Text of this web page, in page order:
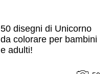
50 disegni di Unicorno
da colorare per bambini
e adulti!